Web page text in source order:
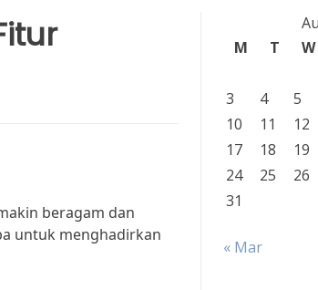
beragam dan
untuk menghadirkan
M
T W
3
4 5
10
11 12
17
18 19
24
25 26
31
« Mar